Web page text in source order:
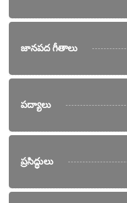
జానపద గీతాలు
పద్యాలు
ప్రసిద్ధులు